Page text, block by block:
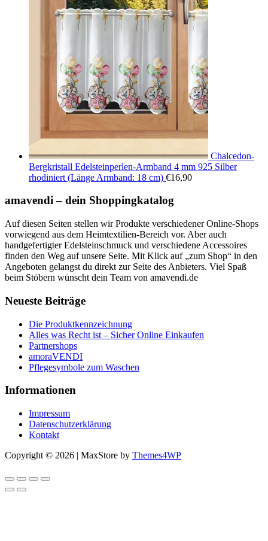
Chalcedon-
Bergkristall Edelsteinperlen-Armband 4 mm 925 Silber
rhodiniert (Länge Armband: 18 cm) €16,90
amavendi – dein Shoppingkatalog
Auf diesen Seiten stellen wir Produkte verschiedener Online-Shops
vorwiegend aus dem Heimtextilien-Bereich vor. Aber auch
handgefertigter Edelsteinschmuck und verschiedene Accessoires
finden den Weg auf unsere Seite. Mit Klick auf „zum Shop“ in den
Angeboten gelangst du direkt zur Seite des Anbieters. Viel Spaß
beim Stöbern wünscht dein Team von amavendi.de
Neueste Beiträge
Die Produktkennzeichnung
Alles was Recht ist – Sicher Online Einkaufen
Partnershops
amoraVENDI
Pflegesymbole zum Waschen
Informationen
Impressum
Datenschutzerklärung
Kontakt
Copyright © 2026 | MaxStore by Themes4WP